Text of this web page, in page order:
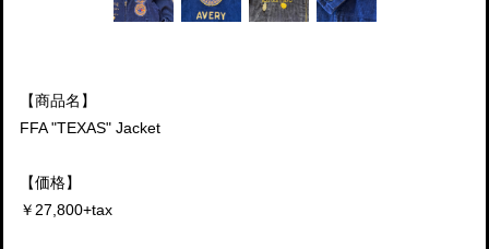
【商品名】
FFA "TEXAS" Jacket
【価格】
￥27,800+tax